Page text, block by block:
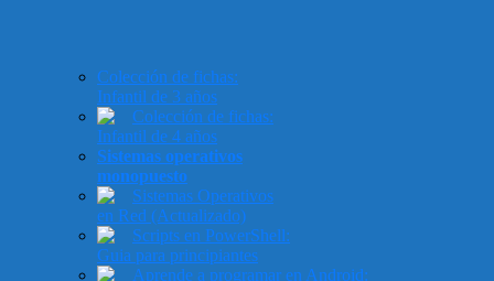
Colección de fichas:
Infantil de 3 años
Colección de fichas:
Infantil de 4 años
Sistemas operativos
monopuesto
Sistemas Operativos
en Red (Actualizado)
Scripts en PowerShell:
Guia para principiantes
Aprende a programar en Android: